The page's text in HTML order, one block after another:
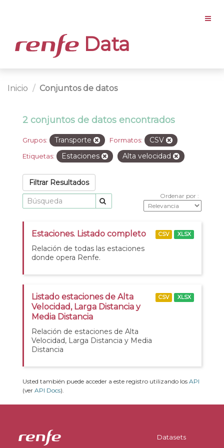
Data
Inicio Conjuntos de datos
2 conjuntos de datos encontrados
Grupos: Transporte Formatos: CSV
Etiquetas: Estaciones Alta velocidad
Filtrar Resultados
Ordenar por
Estaciones. Listado completo
Relación de todas las estaciones
donde opera Renfe.
CSV XLSX
Listado estaciones de Alta
Velocidad, Larga Distancia y
Media Distancia
Relación de estaciones de Alta
Velocidad, Larga Distancia y Media
Distancia
CSV XLSX
Usted también puede acceder a este registro utilizando los API
(ver API Docs).
Datasets